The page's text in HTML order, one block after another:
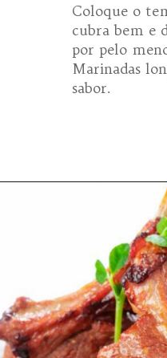
Coloque o
cubra bem e
por pelo
Marinadas
sabor.